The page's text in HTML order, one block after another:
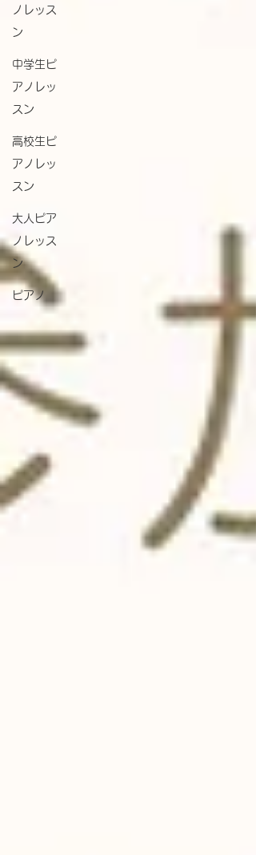
ノレッス
ン
中学生ピ
アノレッ
スン
高校生ピ
アノレッ
スン
大人ピア
ノレッス
ン
ピアノ